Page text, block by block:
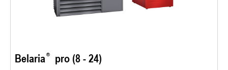
Belaria pro (8 - 24)